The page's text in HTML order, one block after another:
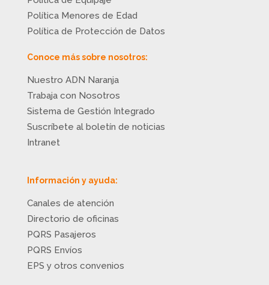
Política Menores de Edad
Política de Protección de Datos
Conoce más sobre nosotros:
Nuestro ADN Naranja
Trabaja con Nosotros
Sistema de Gestión Integrado
Suscríbete al boletín de noticias
Intranet
Información y ayuda:
Canales de atención
Directorio de oficinas
PQRS Pasajeros
PQRS Envíos
EPS y otros convenios